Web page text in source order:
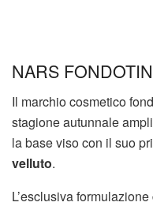
NARS
Il marchio cosmetico
stagione autunnale
la base viso con il suo
velluto.
L’esclusiva